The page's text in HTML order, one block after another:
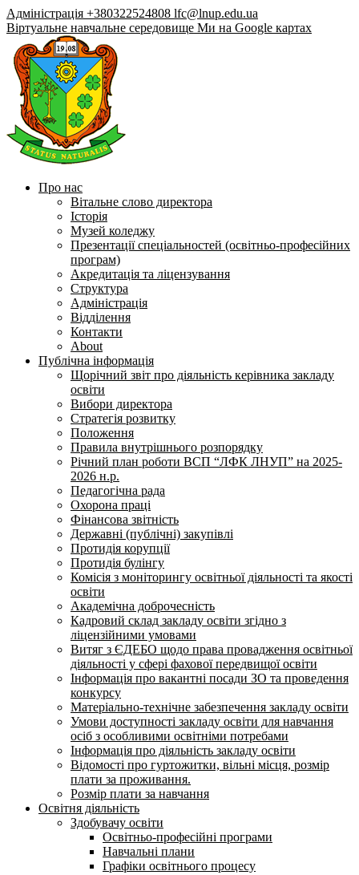
Адміністрація +380322524808 lfc@lnup.edu.ua
Віртуальне навчальне середовище Ми на Google картах
Про нас
Вітальне слово директора
Історія
Музей коледжу
Презентації спеціальностей (освітньо-професійних
програм)
Акредитація та ліцензування
Структура
Адміністрація
Відділення
Контакти
About
Публічна інформація
Щорічний звіт про діяльність керівника закладу
освіти
Вибори директора
Стратегія розвитку
Положення
Правила внутрішнього розпорядку
Річний план роботи ВСП “ЛФК ЛНУП” на 2025-
2026 н.р.
Педагогічна рада
Охорона праці
Фінансова звітність
Державні (публічні) закупівлі
Протидія корупції
Протидія булінгу
Комісія з моніторингу освітньої діяльності та якості
освіти
Академічна доброчесність
Кадровий склад закладу освіти згідно з
ліцензійними умовами
Витяг з ЄДЕБО щодо права провадження освітньої
діяльності у сфері фахової передвищої освіти
Інформація про вакантні посади ЗО та проведення
конкурсу
Матеріально-технічне забезпечення закладу освіти
Умови доступності закладу освіти для навчання
осіб з особливими освітніми потребами
Інформація про діяльність закладу освіти
Відомості про гуртожитки, вільні місця, розмір
плати за проживання.
Розмір плати за навчання
Освітня діяльність
Здобувачу освіти
Освітньо-професійні програми
Навчальні плани
Графіки освітнього процесу